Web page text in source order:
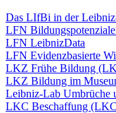
Das LIfBi in der
LFN
LFN LeibnizData
LFN Evidenzbasierte
LKZ Frühe Bildung
LKZ Bildung im
Leibniz-Lab Umbrüche
LKC Beschaffung